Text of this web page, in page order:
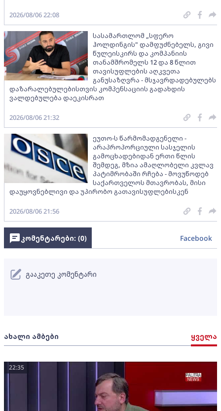
2026/08/06 22:08
სასამართლომ „სფერო
ჰოლდინგის" დამფუძნებელს, გივი
წულეისკირს და კომპანიის
თანამშრომელს 12 და 8 წლით
თავისუფლების აღკვეთა
განუსაზღვრა - მსჯავრდადებულებს
დაზარალებულებისთვის კომპენსაციის გადახდის
ვალდებულება დაეკისრათ
2026/08/06 21:32
ეუთო-ს წარმომადგენელი -
არაპროპორციული სასჯელის
გამოცხადებიდან ერთი წლის
შემდეგ, მზია ამაღლობელი კვლავ
პატიმრობაში რჩება - მოვუწოდებ
საქართველოს მთავრობას, მისი
დაუყოვნებლივი და უპირობო გათავისუფლებისკენ
2026/08/06 21:56
ახალი ამბები ყველა
22:35
კომენტარები: (0) Facebook
გააკეთე კომენტარი